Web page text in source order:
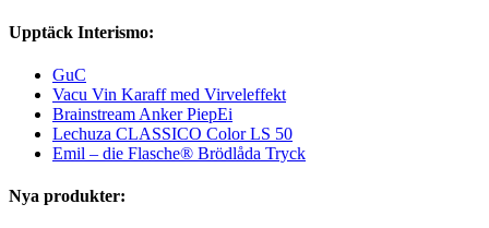
Upptäck Interismo:
GuC
Vacu Vin Karaff med Virveleffekt
Brainstream Anker PiepEi
Lechuza CLASSICO Color LS 50
Emil – die Flasche® Brödlåda Tryck
Nya produkter: